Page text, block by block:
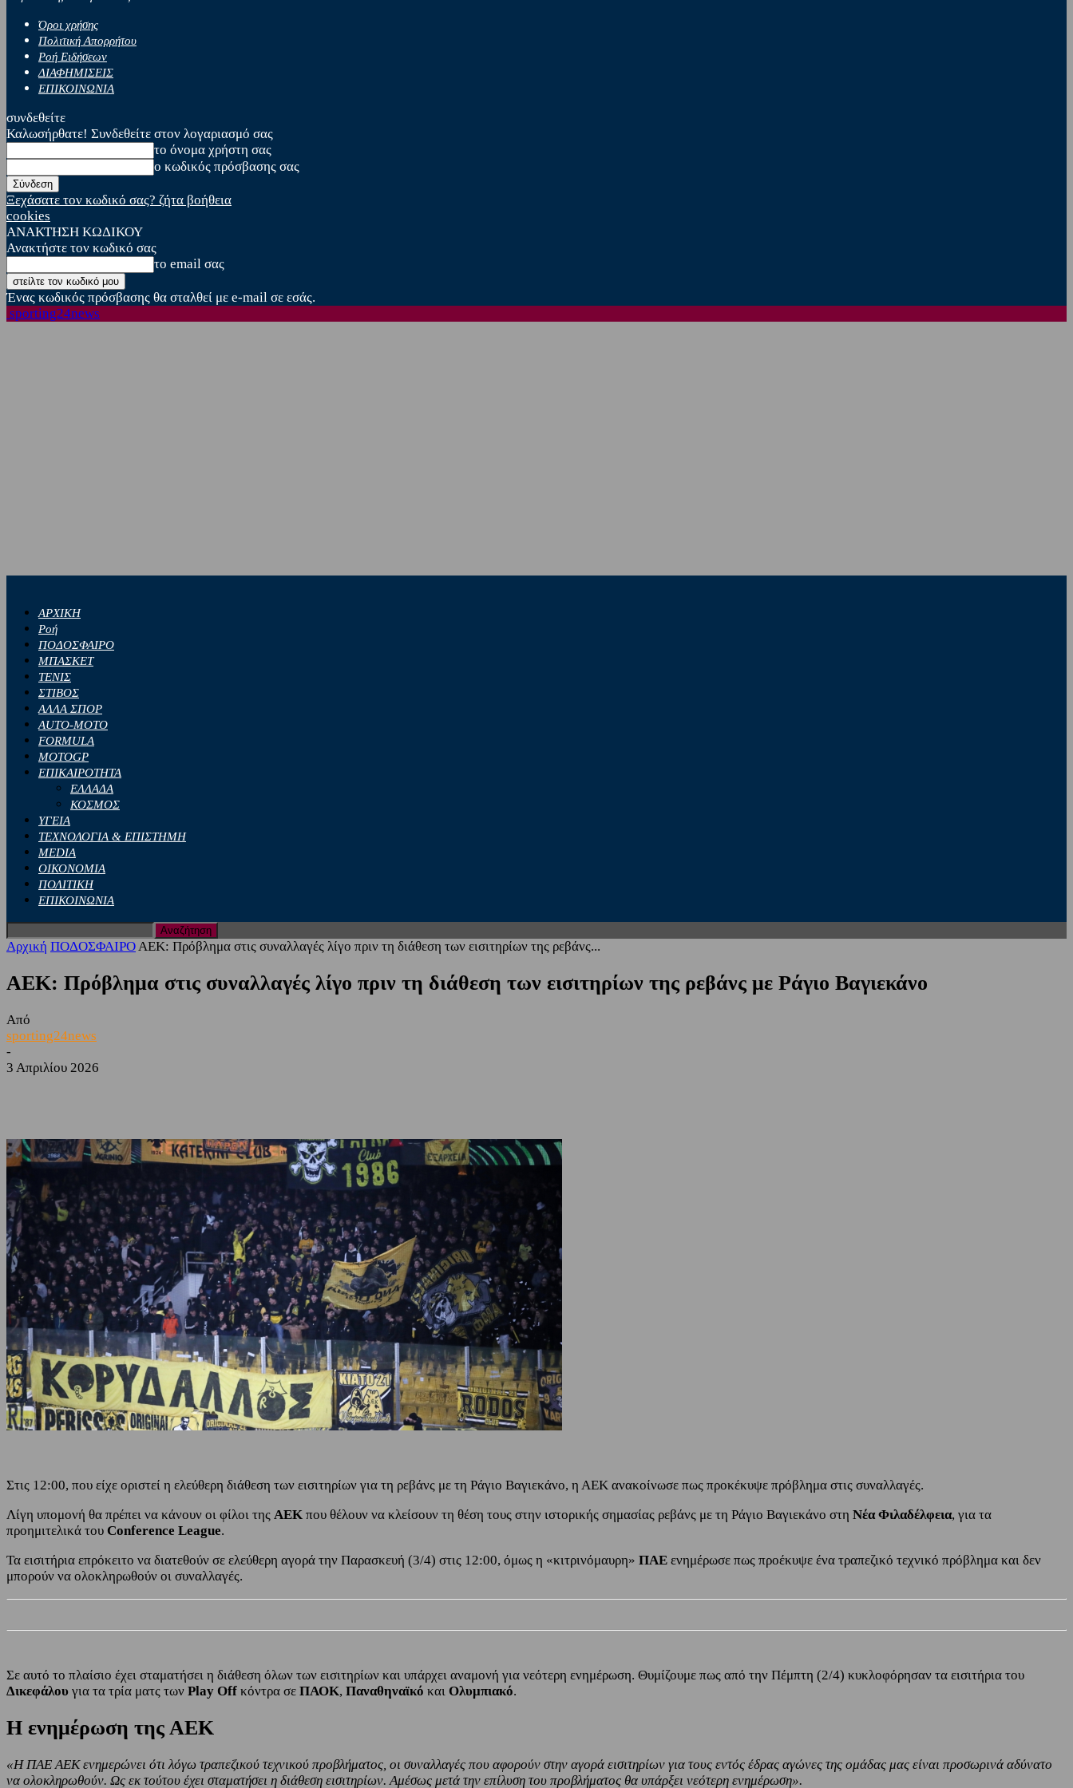
Όροι χρήσης
Πολιτική Απορρήτου
Ροή Ειδήσεων
ΔΙΑΦΗΜΙΣΕΙΣ
ΕΠΙΚΟΙΝΩΝΙΑ
συνδεθείτε
Καλωσήρθατε! Συνδεθείτε στον λογαριασμό σας
το όνομα χρήστη σας
ο κωδικός πρόσβασης σας
Ξεχάσατε τον κωδικό σας? ζήτα βοήθεια
cookies
ΑΝΑΚΤΗΣΗ ΚΩΔΙΚΟΥ
Ανακτήστε τον κωδικό σας
το email σας
Ένας κωδικός πρόσβασης θα σταλθεί με e-mail σε εσάς.
sporting24news
ΑΡΧΙΚΗ
Ροή
ΠΟΔΟΣΦΑΙΡΟ
ΜΠΑΣΚΕΤ
ΤΕΝΙΣ
ΣΤΙΒΟΣ
ΑΛΛΑ ΣΠΟΡ
AUTO-MOTO
FORMULA
MOTOGP
ΕΠΙΚΑΙΡΟΤΗΤΑ
ΕΛΛΑΔΑ
ΚΟΣΜΟΣ
ΥΓΕΙΑ
ΤΕΧΝΟΛΟΓΙΑ & ΕΠΙΣΤΗΜΗ
MEDIA
ΟΙΚΟΝΟΜΙΑ
ΠΟΛΙΤΙΚΗ
ΕΠΙΚΟΙΝΩΝΙΑ
Αρχική ΠΟΔΟΣΦΑΙΡΟΑΕΚ: Πρόβλημα στις συναλλαγές λίγο πριν τη διάθεση των εισιτηρίων της ρεβάνς...
ΑΕΚ: Πρόβλημα στις συναλλαγές λίγο πριν τη διάθεση των εισιτηρίων της ρεβάνς με Ράγιο Βαγιεκάνο
Από
sporting24news
-
3 Απριλίου 2026
Στις 12:00, που είχε οριστεί η ελεύθερη διάθεση των εισιτηρίων για τη ρεβάνς με τη Ράγιο Βαγιεκάνο, η ΑΕΚ ανακοίνωσε πως προκέκυψε πρόβλημα στις συναλλαγές.
Λίγη υπομονή θα πρέπει να κάνουν οι φίλοι της ΑΕΚ που θέλουν να κλείσουν τη θέση τους στην ιστορικής σημασίας ρεβάνς με τη Ράγιο Βαγιεκάνο στη Νέα Φιλαδέλφεια, για τα
προημιτελικά του Conference League.
Τα εισιτήρια επρόκειτο να διατεθούν σε ελεύθερη αγορά την Παρασκευή (3/4) στις 12:00, όμως η «κιτρινόμαυρη» ΠΑΕ ενημέρωσε πως προέκυψε ένα τραπεζικό τεχνικό πρόβλημα και δεν
μπορούν να ολοκληρωθούν οι συναλλαγές.
Σε αυτό το πλαίσιο έχει σταματήσει η διάθεση όλων των εισιτηρίων και υπάρχει αναμονή για νεότερη ενημέρωση. Θυμίζουμε πως από την Πέμπτη (2/4) κυκλοφόρησαν τα εισιτήρια του
Δικεφάλου για τα τρία ματς των Play Off κόντρα σε ΠΑΟΚ, Παναθηναϊκό και Ολυμπιακό.
Η ενημέρωση της ΑΕΚ
«Η ΠΑΕ ΑΕΚ ενημερώνει ότι λόγω τραπεζικού τεχνικού προβλήματος, οι συναλλαγές που αφορούν στην αγορά εισιτηρίων για τους εντός έδρας αγώνες της ομάδας μας είναι προσωρινά αδύνατο
να ολοκληρωθούν. Ως εκ τούτου έχει σταματήσει η διάθεση εισιτηρίων. Αμέσως μετά την επίλυση του προβλήματος θα υπάρξει νεότερη ενημέρωση».